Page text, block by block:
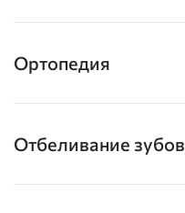
Ортопедия
Отбеливание зубов